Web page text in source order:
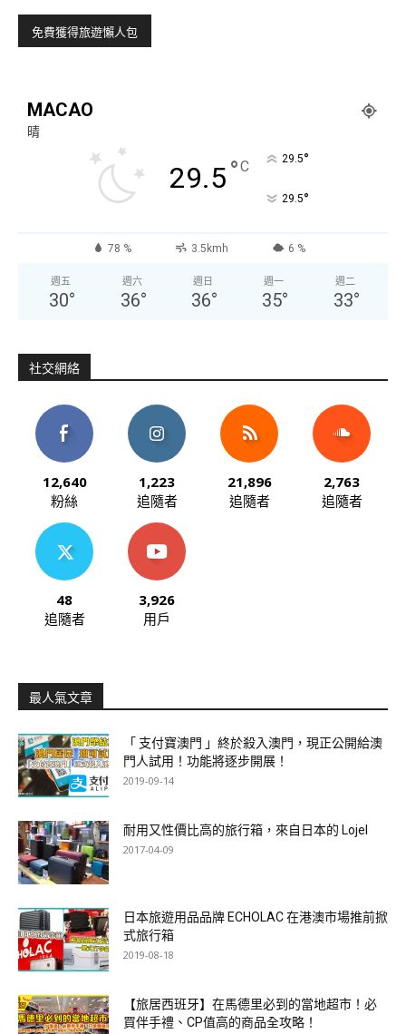
MACAO
晴
29.5°C 29.5°
29.5°
78 % 3.5kmh 6 %
週五
30°
週六
36°
週日
36°
週一
35°
週二
33°
社交網絡
12,640
粉絲
1,223
追隨者
21,896
追隨者
2,763
追隨者
48
追隨者
3,926
用戶
最人氣文章
「 支付寶澳門 」終於殺入澳門，現正公開給澳
門人試用！功能將逐步開展！
2019-09-14
耐用又性價比高的旅行箱，來自日本的 Lojel
2017-04-09
日本旅遊用品品牌 ECHOLAC 在港澳市場推前掀
式旅行箱
2019-08-18
【旅居西班牙】在馬德里必到的當地超市！必
買伴手禮、CP值高的商品全攻略！